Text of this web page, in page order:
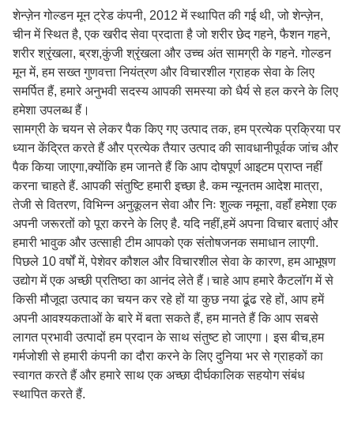
शेन्ज़ेन गोल्डन मून ट्रेड कंपनी, 2012 में स्थापित की गई थी, जो शेन्ज़ेन,
चीन में स्थित है, एक खरीद सेवा प्रदाता है जो शरीर छेद गहने, फैशन गहने,
शरीर श्रृंखला, ब्रश,कुंजी श्रृंखला और उच्च अंत सामग्री के गहने. गोल्डन
मून में, हम सख्त गुणवत्ता नियंत्रण और विचारशील ग्राहक सेवा के लिए
समर्पित हैं, हमारे अनुभवी सदस्य आपकी समस्या को धैर्य से हल करने के लिए
हमेशा उपलब्ध हैं।
सामग्री के चयन से लेकर पैक किए गए उत्पाद तक, हम प्रत्येक प्रक्रिया पर
ध्यान केंद्रित करते हैं और प्रत्येक तैयार उत्पाद की सावधानीपूर्वक जांच और
पैक किया जाएगा,क्योंकि हम जानते हैं कि आप दोषपूर्ण आइटम प्राप्त नहीं
करना चाहते हैं. आपकी संतुष्टि हमारी इच्छा है. कम न्यूनतम आदेश मात्रा,
तेजी से वितरण, विभिन्न अनुकूलन सेवा और निः शुल्क नमूना, वहाँ हमेशा एक
अपनी जरूरतों को पूरा करने के लिए है. यदि नहीं,हमें अपना विचार बताएं और
हमारी भावुक और उत्साही टीम आपको एक संतोषजनक समाधान लाएगी.
पिछले 10 वर्षों में, पेशेवर कौशल और विचारशील सेवा के कारण, हम आभूषण
उद्योग में एक अच्छी प्रतिष्ठा का आनंद लेते हैं।चाहे आप हमारे कैटलॉग में से
किसी मौजूदा उत्पाद का चयन कर रहे हों या कुछ नया ढूंढ रहे हों, आप हमें
अपनी आवश्यकताओं के बारे में बता सकते हैं, हम मानते हैं कि आप सबसे
लागत प्रभावी उत्पादों हम प्रदान के साथ संतुष्ट हो जाएगा। इस बीच,हम
गर्मजोशी से हमारी कंपनी का दौरा करने के लिए दुनिया भर से ग्राहकों का
स्वागत करते हैं और हमारे साथ एक अच्छा दीर्घकालिक सहयोग संबंध
स्थापित करते हैं.